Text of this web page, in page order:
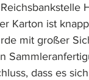
Karton ist
mit großer
dass es